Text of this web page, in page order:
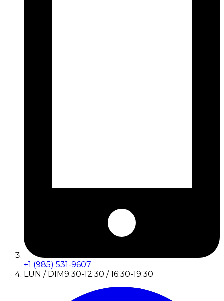
+1 (985) 531-9607
LUN / DIM9:30-12:30 / 16:30-19:30